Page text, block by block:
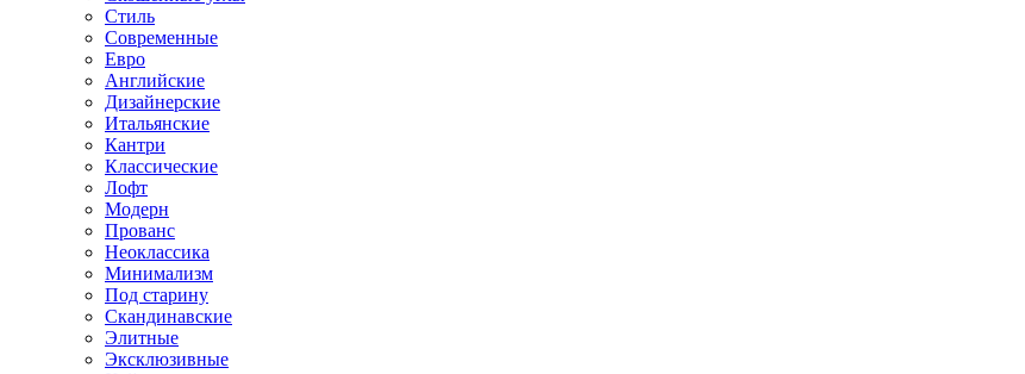
Стиль
Современные
Евро
Английские
Дизайнерские
Итальянские
Кантри
Классические
Лофт
Модерн
Прованс
Неоклассика
Минимализм
Под старину
Скандинавские
Элитные
Эксклюзивные